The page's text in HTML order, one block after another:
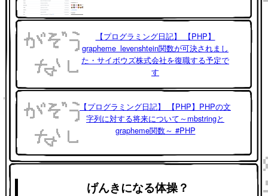
【プログラミング日記】 【PHP】
grapheme_levenshtein関数が可決されまし
た・サイボウズ株式会社を復職する予定で
す
【プログラミング日記】 【PHP】PHPの文
字列に対する将来について～mbstringと
grapheme関数～ #PHP
げんきになる体操？